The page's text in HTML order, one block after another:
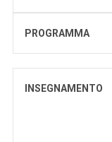
PROGRAMMA
INSEGNAMENTO